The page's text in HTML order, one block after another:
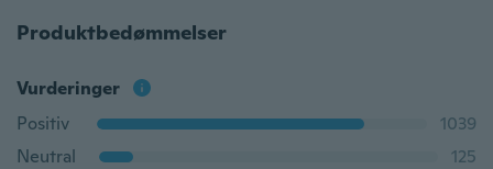
Produktbedømmelser
Vurderinger
Positiv
1039
Neutral
125